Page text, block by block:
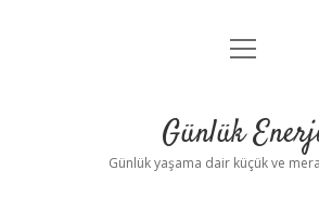
Anasayfa
Yasal Uyarı
menüyü
Günlük
Günlük yaşama dair küçük ve